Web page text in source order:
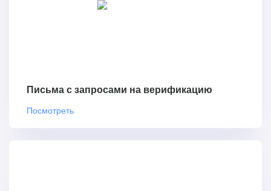
Письма с запросами на верификацию
Посмотреть